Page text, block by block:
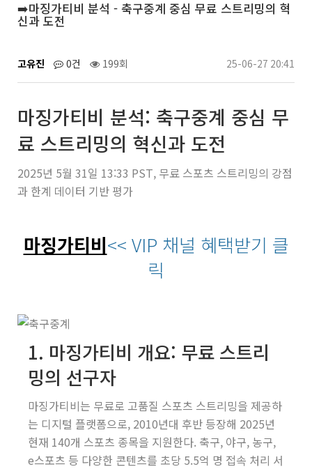
➡️마징가티비 분석 - 축구중계 중심 무료 스트리밍의 혁
신과 도전
고유진 0건 199회 25-06-27 20:41
마징가티비 분석: 축구중계 중심 무
료 스트리밍의 혁신과 도전
2025년 5월 31일 13:33 PST, 무료 스포츠 스트리밍의 강점
과 한계 데이터 기반 평가
마징가티비<< VIP 채널 혜택받기 클
릭
1. 마징가티비 개요: 무료 스트리
밍의 선구자
마징가티비는 무료로 고품질 스포츠 스트리밍을 제공하
는 디지털 플랫폼으로, 2010년대 후반 등장해 2025년
현재 140개 스포츠 종목을 지원한다. 축구, 야구, 농구,
e스포츠 등 다양한 콘텐츠를 초당 5.5억 명 접속 처리 서